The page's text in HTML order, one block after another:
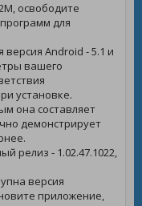
освободите
для
Android - 5.1 и
вашего
установке.
она составляет
демонстрирует
релиз - 1.02.47.1022,
версия
приложение,